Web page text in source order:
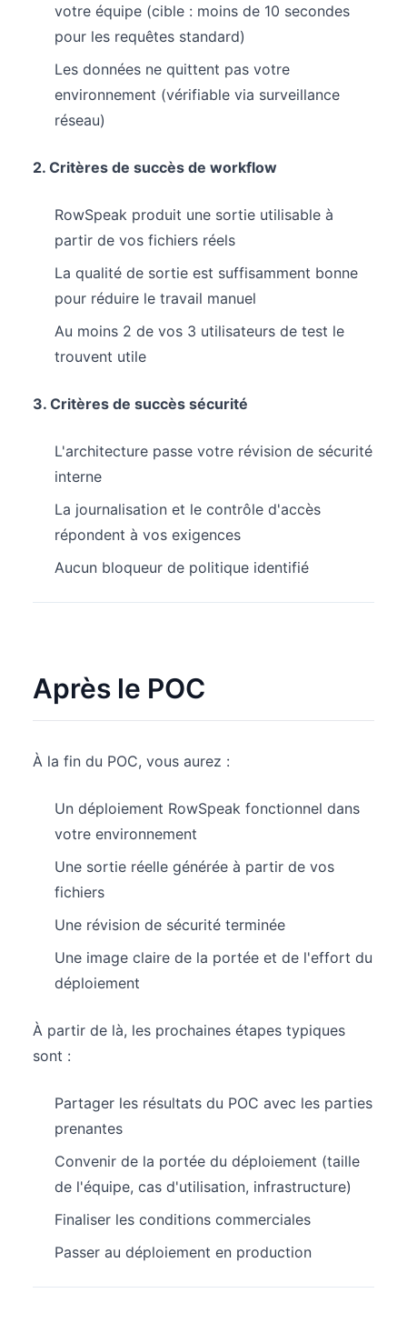
votre équipe (cible : moins de 10 secondes
pour les requêtes standard)
Les données ne quittent pas votre
environnement (vérifiable via surveillance
réseau)
2. Critères de succès de workflow
RowSpeak produit une sortie utilisable à
partir de vos fichiers réels
La qualité de sortie est suffisamment bonne
pour réduire le travail manuel
Au moins 2 de vos 3 utilisateurs de test le
trouvent utile
3. Critères de succès sécurité
L'architecture passe votre révision de sécurité
interne
La journalisation et le contrôle d'accès
répondent à vos exigences
Aucun bloqueur de politique identifié
Après le POC
À la fin du POC, vous aurez :
Un déploiement RowSpeak fonctionnel dans
votre environnement
Une sortie réelle générée à partir de vos
fichiers
Une révision de sécurité terminée
Une image claire de la portée et de l'effort du
déploiement
À partir de là, les prochaines étapes typiques
sont :
Partager les résultats du POC avec les parties
prenantes
Convenir de la portée du déploiement (taille
de l'équipe, cas d'utilisation, infrastructure)
Finaliser les conditions commerciales
Passer au déploiement en production